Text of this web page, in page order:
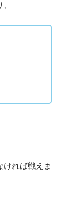
ければ戦えま